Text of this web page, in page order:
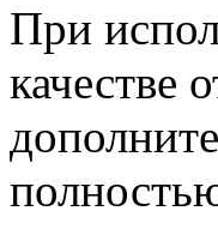
При
качестве